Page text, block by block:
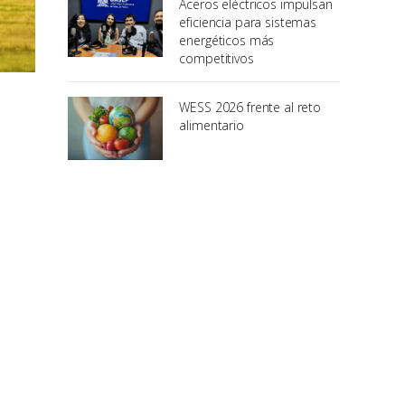
Aceros eléctricos impulsan
eficiencia para sistemas
energéticos más
competitivos
WESS 2026 frente al reto
alimentario